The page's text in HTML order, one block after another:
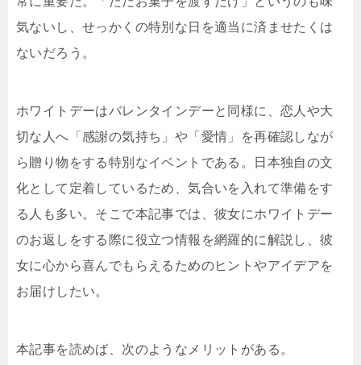
気ないし、せっかくの特別な日を適当に済ませたくは
ないだろう。
ホワイトデーはバレンタインデーと同様に、恋人や大
切な人へ「感謝の気持ち」や「愛情」を再確認しなが
ら贈り物をする特別なイベントである。日本独自の文
化として定着しているため、気合いを入れて準備をす
る人も多い。そこで本記事では、彼女にホワイトデー
のお返しをする際に役立つ情報を網羅的に解説し、彼
女に心から喜んでもらえるためのヒントやアイデアを
お届けしたい。
本記事を読めば、次のようなメリットがある。